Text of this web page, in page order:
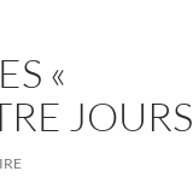
«
JOURS